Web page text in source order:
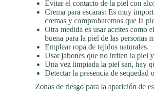
Evitar el contacto de la piel con
Crema para escaras: Es muy
cremas y comprobaremos que la
Otra medida es usar aceites como
buena para la piel de las personas
Emplear ropa de tejidos naturales.
Usar jabones que no irriten la piel
Una vez limpiada la piel san, hay
Detectar la presencia de sequedad
Zonas de riesgo para la aparición de